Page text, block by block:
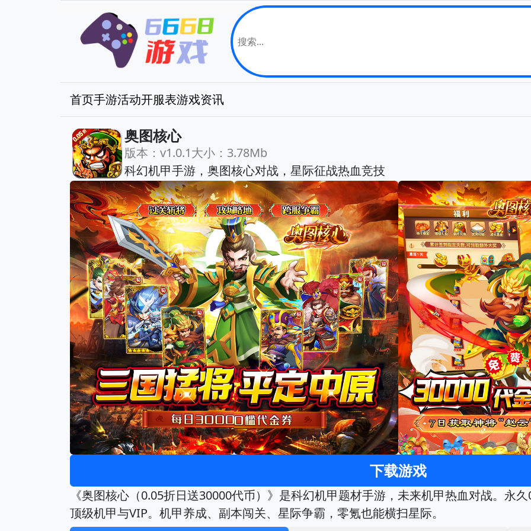
首页手游活动开服表游戏资讯
奥图核心
版本：v1.0.1大小：3.78Mb
科幻机甲手游，奥图核心对战，星际征战热血竞技
下载游戏
《奥图核心（0.05折日送30000代币）》是科幻机甲题材手游，未来机甲热血对战。永
顶级机甲与VIP。机甲养成、副本闯关、星际争霸，零氪也能横扫星际。